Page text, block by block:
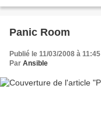
Panic Room
Publié le 11/03/2008 à 11:45
Par Ansible